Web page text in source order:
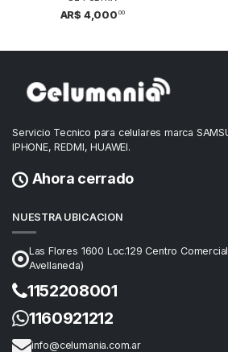
AR$ 4,000 00
Servicio Tecnico para celulares marca
IPHONE, REDMI, HUAWEI.
Ahora cerrado
NUESTRA UBICACION
Las Flores 1600 Loc.129 Centro
Avellaneda)
1152208001
1160921212
info@celumania.com.ar